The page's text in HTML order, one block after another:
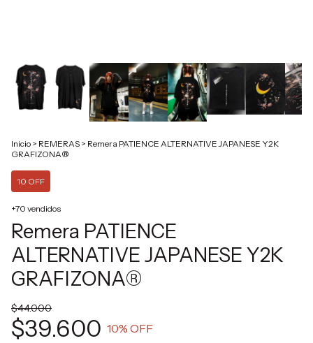
Inicio > REMERAS > Remera PATIENCE ALTERNATIVE JAPANESE Y2K
GRAFIZONA®
10 OFF
+70 vendidos
Remera PATIENCE
ALTERNATIVE JAPANESE Y2K
GRAFIZONA®
$44.000
$39.600 10% OFF